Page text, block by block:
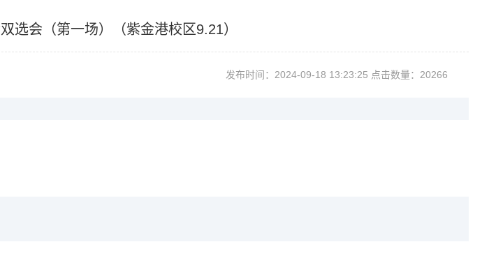
选会（第一场）（紫金港校区9.21）
发布时间：2024-09-1813:23:25点击数量：20266